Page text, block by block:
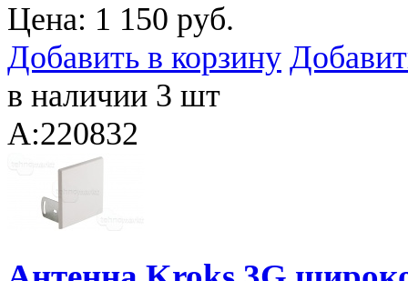
Цена: 1 150 руб.
Добавить в корзину
в наличии 3 шт
A:220832